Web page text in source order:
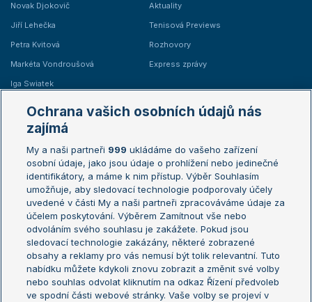
Novak Djokovič
Jiří Lehečka
Petra Kvitová
Markéta Vondroušová
Iga Swiatek
Aktuality
Tenisová Previews
Rozhovory
Express zprávy
Žebříčky
Žebříček ATP (muži)
Žebříček WTA (ženy)
Sázkařský žebříček
Australian Open
French Open
Wimbledon
US Open
Turnaj mistrů
Turnaj mistryň
Aktualní trendy
Fotbalové přestupy
Ochrana vašich osobních údajů nás
zajímá
My a naši partneři 999 ukládáme do vašeho zařízení
osobní údaje, jako jsou údaje o prohlížení nebo jedinečné
identifikátory, a máme k nim přístup. Výběr Souhlasím
umožňuje, aby sledovací technologie podporovaly účely
uvedené v části My a naši partneři zpracováváme údaje za
účelem poskytování. Výběrem Zamítnout vše nebo
odvoláním svého souhlasu je zakážete. Pokud jsou
sledovací technologie zakázány, některé zobrazené
obsahy a reklamy pro vás nemusí být tolik relevantní. Tuto
nabídku můžete kdykoli znovu zobrazit a změnit své volby
nebo souhlas odvolat kliknutím na odkaz Řízení předvoleb
ve spodní části webové stránky. Vaše volby se projeví v